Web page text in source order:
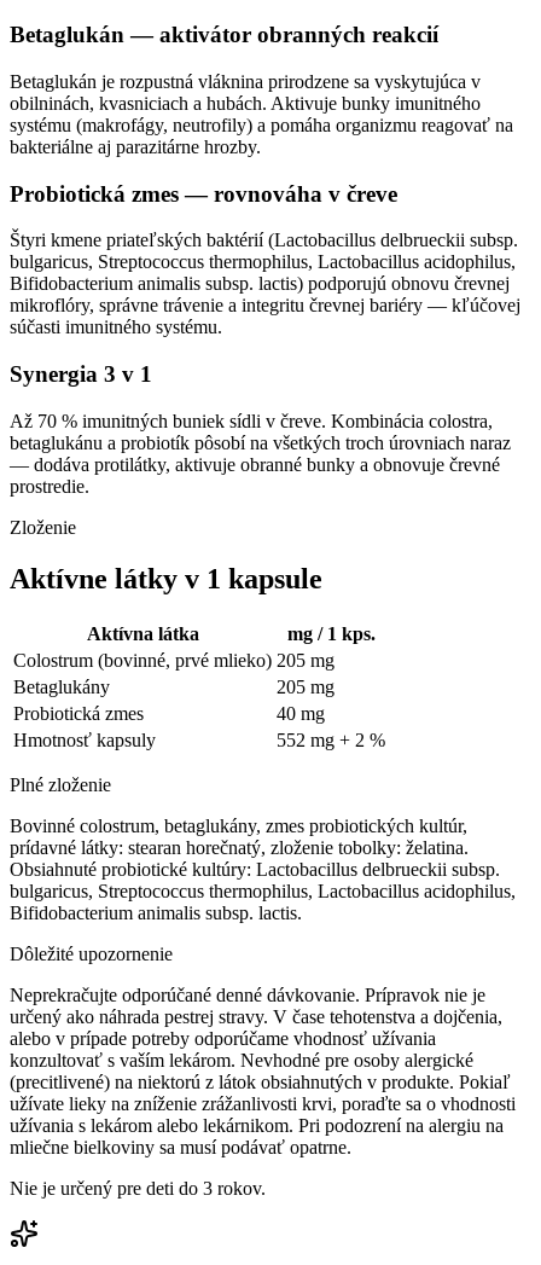
Betaglukán — aktivátor obranných reakcií
Betaglukán je rozpustná vláknina prirodzene sa vyskytujúca v
obilninách, kvasniciach a hubách. Aktivuje bunky imunitného
systému (makrofágy, neutrofily) a pomáha organizmu reagovať na
bakteriálne aj parazitárne hrozby.
Probiotická zmes — rovnováha v čreve
Štyri kmene priateľských baktérií (Lactobacillus delbrueckii subsp.
bulgaricus, Streptococcus thermophilus, Lactobacillus acidophilus,
Bifidobacterium animalis subsp. lactis) podporujú obnovu črevnej
mikroflóry, správne trávenie a integritu črevnej bariéry — kľúčovej
súčasti imunitného systému.
Synergia 3 v 1
Až 70 % imunitných buniek sídli v čreve. Kombinácia colostra,
betaglukánu a probiotík pôsobí na všetkých troch úrovniach naraz
— dodáva protilátky, aktivuje obranné bunky a obnovuje črevné
prostredie.
Zloženie
Aktívne látky v 1 kapsule
Aktívna látka
mg / 1 kps.
Colostrum (bovinné, prvé mlieko) 205 mg
Betaglukány
205 mg
Probiotická zmes
40 mg
Hmotnosť kapsuly
552 mg + 2 %
Plné zloženie
Bovinné colostrum, betaglukány, zmes probiotických kultúr,
prídavné látky: stearan horečnatý, zloženie tobolky: želatina.
Obsiahnuté probiotické kultúry: Lactobacillus delbrueckii subsp.
bulgaricus, Streptococcus thermophilus, Lactobacillus acidophilus,
Bifidobacterium animalis subsp. lactis.
Dôležité upozornenie
Neprekračujte odporúčané denné dávkovanie. Prípravok nie je
určený ako náhrada pestrej stravy. V čase tehotenstva a dojčenia,
alebo v prípade potreby odporúčame vhodnosť užívania
konzultovať s vaším lekárom. Nevhodné pre osoby alergické
(precitlivené) na niektorú z látok obsiahnutých v produkte. Pokiaľ
užívate lieky na zníženie zrážanlivosti krvi, poraďte sa o vhodnosti
užívania s lekárom alebo lekárnikom. Pri podozrení na alergiu na
mliečne bielkoviny sa musí podávať opatrne.
Nie je určený pre deti do 3 rokov.